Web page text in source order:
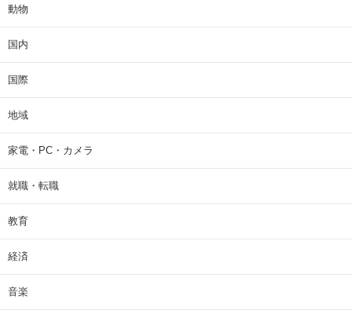
動物
国内
国際
地域
家電・PC・カメラ
就職・転職
教育
経済
音楽